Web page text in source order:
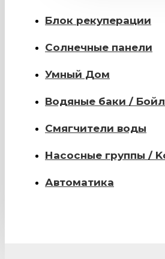
Блок рекуперации
Солнечные панели
Умный Дом
Водяные баки /
Смягчители воды
Насосные группы /
Автоматика